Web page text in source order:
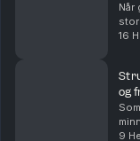
Når
16
og
9